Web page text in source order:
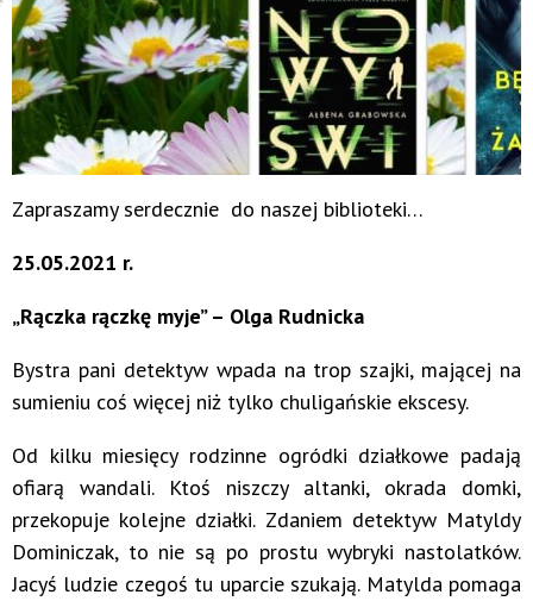
Zapraszamy serdecznie do naszej biblioteki…
25.05.2021 r.
„Rączka rączkę myje” – Olga Rudnicka
Bystra pani detektyw wpada na trop szajki, mającej na
sumieniu coś więcej niż tylko chuligańskie ekscesy.
Od kilku miesięcy rodzinne ogródki działkowe padają
ofiarą wandali. Ktoś niszczy altanki, okrada domki,
przekopuje kolejne działki. Zdaniem detektyw Matyldy
Dominiczak, to nie są po prostu wybryki nastolatków.
Jacyś ludzie czegoś tu uparcie szukają. Matylda pomaga